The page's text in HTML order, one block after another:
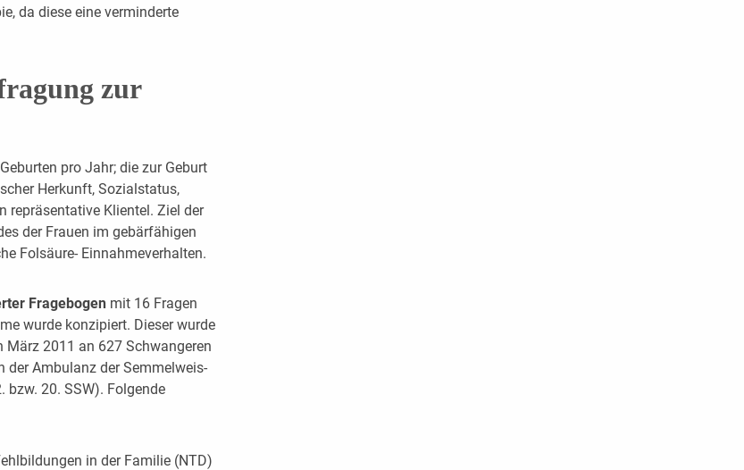
da diese eine verminderte
zur
pro Jahr; die zur Geburt
Herkunft, Sozialstatus,
repräsentative Klientel. Ziel der
der Frauen im gebärfähigen
Folsäure- Einnahmeverhalten.
Fragebogen mit 16 Fragen
wurde konzipiert. Dieser wurde
2011 an 627 Schwangeren
der Ambulanz der Semmelweis-
bzw. 20. SSW). Folgende
in der Familie (NTD)